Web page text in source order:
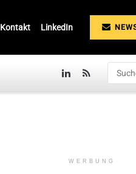
Kontakt LinkedIn
WERBUNG